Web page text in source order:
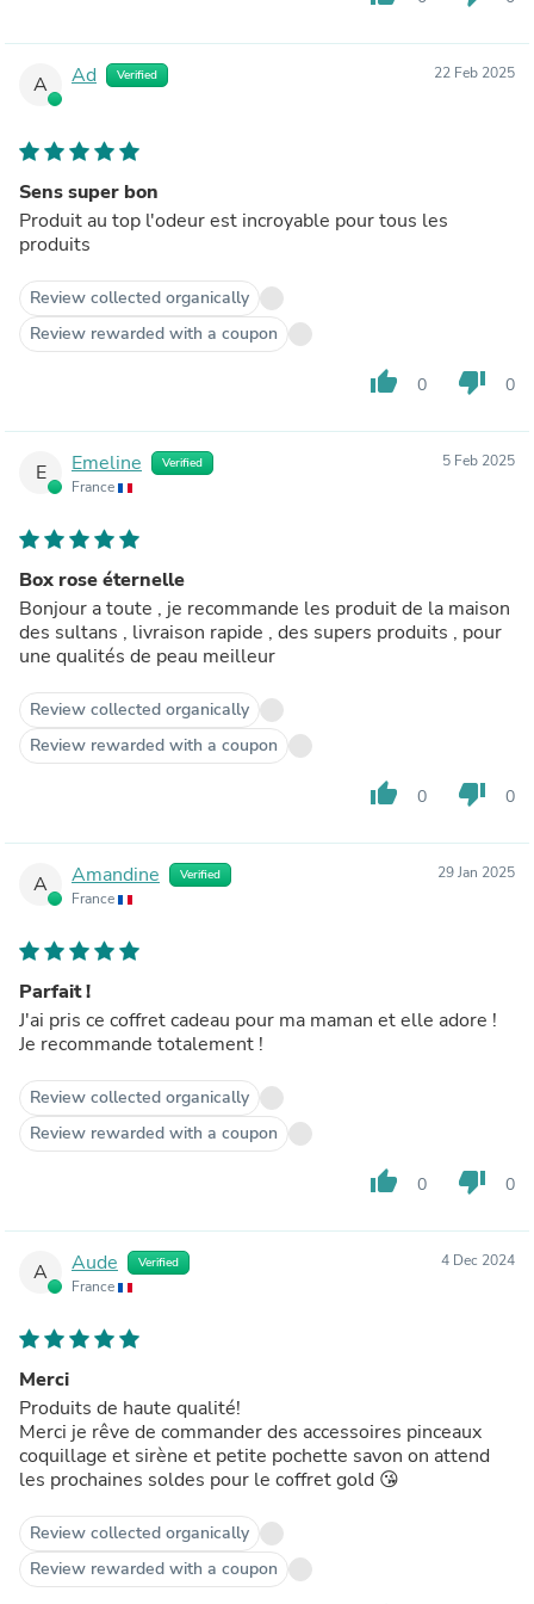
A Ad Verified 22 Feb 2025
Sens super bon
Produit au top l'odeur est incroyable pour tous les
produits
Review collected organically
Review rewarded with a coupon
thumb_up 0 thumb_down 0
E Emeline Verified
France
5 Feb 2025
Box rose éternelle
Bonjour a toute , je recommande les produit de la maison
des sultans , livraison rapide , des supers produits , pour
une qualités de peau meilleur
Review collected organically
Review rewarded with a coupon
thumb_up 0 thumb_down 0
A Amandine Verified
France
29 Jan 2025
Parfait !
J'ai pris ce coffret cadeau pour ma maman et elle adore !
Je recommande totalement !
Review collected organically
Review rewarded with a coupon
thumb_up 0 thumb_down 0
A Aude Verified
France
4 Dec 2024
Merci
Produits de haute qualité!
Merci je rêve de commander des accessoires pinceaux
coquillage et sirène et petite pochette savon on attend
les prochaines soldes pour le coffret gold 😘
Review collected organically
Review rewarded with a coupon